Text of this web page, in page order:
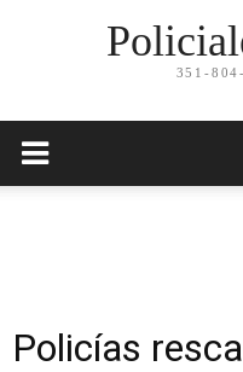
351-
Policías